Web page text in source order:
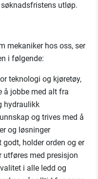
utløp.
mekaniker hos oss, ser
i følgende:
teknologi og kjøretøy,
å jobbe med alt fra
hydraulikk
og trives med å
og løsninger
holder orden og er
utføres med presisjon
i alle ledd og